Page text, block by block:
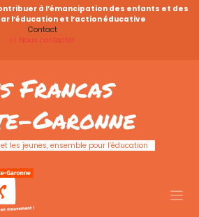
à l’émancipation des enfants et des
l’éducation et l’action éducative
Contact
>> Nous contacter
Francas
Garonne
les jeunes, ensemble pour l’éducation